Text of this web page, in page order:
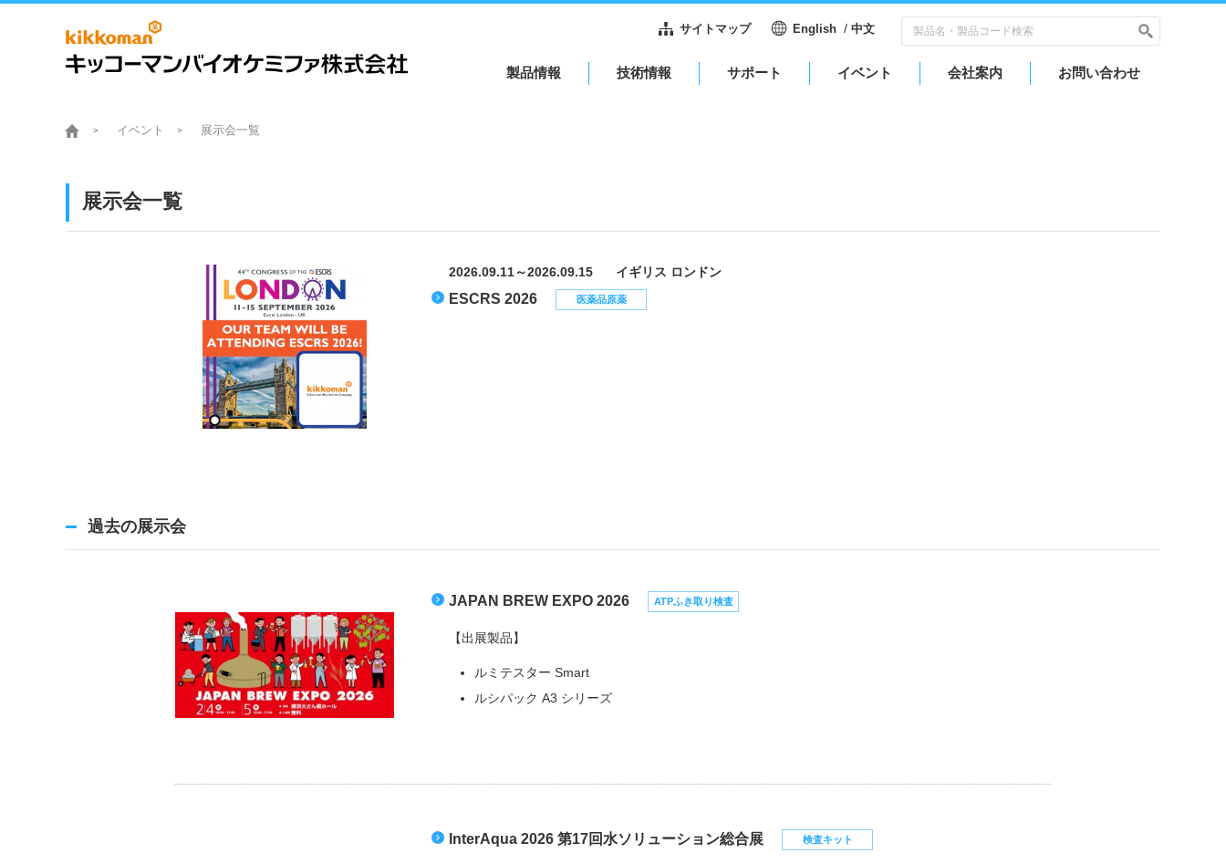
サイトマップ English / 中文
製品情報 技術情報 サポート イベント 会社案内 お問い合わせ
イベント 展示会一覧
展示会一覧
2026.09.11～2026.09.15 イギリス ロンドン
ESCRS 2026 医薬品原薬
過去の展示会
JAPAN BREW EXPO 2026 ATPふき取り検査
【出展製品】
ルミテスター Smart
ルシパック A3 シリーズ
InterAqua 2026 第17回水ソリューション総合展 検査キット